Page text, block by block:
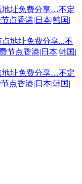
地址免费分享…不定
点香港|日本|韩国|
地址免费分享…不定
点香港|日本|韩国|